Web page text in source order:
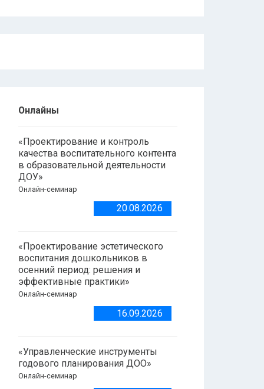
Онлайны
«Проектирование и контроль
качества воспитательного контента
в образовательной деятельности
ДОУ»
Онлайн-семинар
20.08.2026
«Проектирование эстетического
воспитания дошкольников в
осенний период: решения и
эффективные практики»
Онлайн-семинар
16.09.2026
«Управленческие инструменты
годового планирования ДОО»
Онлайн-семинар